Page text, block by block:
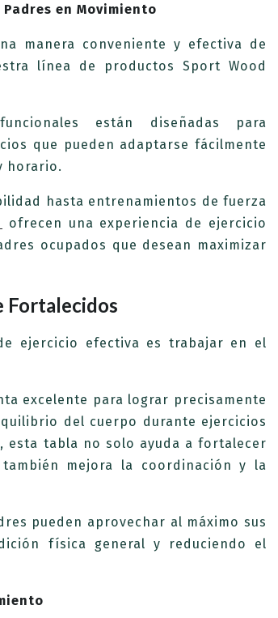
en Movimiento
manera conveniente y efectiva de
línea de productos Sport Wood
están diseñadas para
que pueden adaptarse fácilmente
horario.
hasta entrenamientos de fuerza
ofrecen una experiencia de ejercicio
ocupados que desean maximizar
Fortalecidos
ejercicio efectiva es trabajar en el
excelente para lograr precisamente
del cuerpo durante ejercicios
esta tabla no solo ayuda a fortalecer
mejora la coordinación y la
pueden aprovechar al máximo sus
física general y reduciendo el